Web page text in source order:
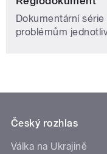
Dokumentární
problémům
Český rozhlas
Válka na Ukrajině